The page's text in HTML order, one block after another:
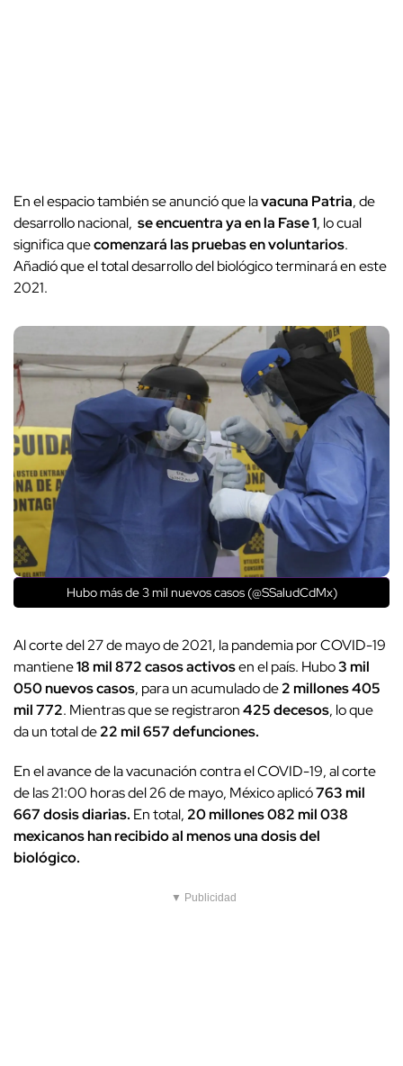
En el espacio también se anunció que lavacuna Patria, de
desarrollo nacional, se encuentra ya en la Fase 1, lo cual
significa quecomenzará las pruebas en voluntarios.
Añadió que el total desarrollo del biológico terminará en este
2021.
Hubo más de 3 mil nuevos casos (@SSaludCdMx)
Al corte del 27 de mayo de 2021, la pandemia por COVID-19
mantiene18 mil 872 casos activosen el país. Hubo3 mil
050 nuevos casos, para un acumulado de2 millones 405
mil 772. Mientras que se registraron425 decesos, lo que
da un total de22 mil 657 defunciones.
En el avance de la vacunación contra el COVID-19, al corte
de las 21:00 horas del 26 de mayo, México aplicó763 mil
667 dosis diarias. En total, 20 millones 082 mil 038
mexicanos han recibido al menos una dosis del
biológico.
▼ Publicidad